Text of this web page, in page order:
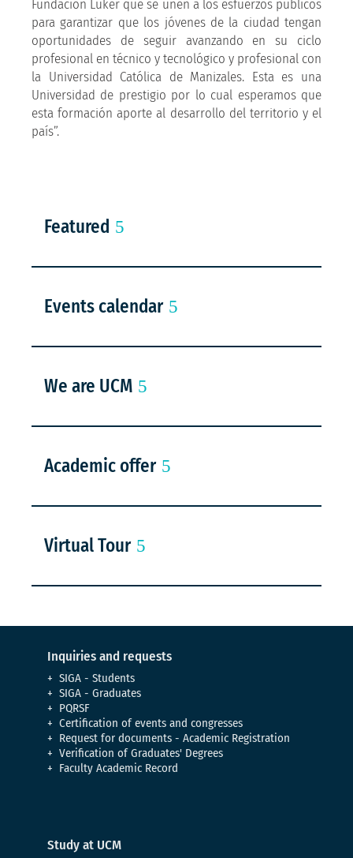
Fundación Luker que se unen a los esfuerzos públicos
para garantizar que los jóvenes de la ciudad tengan
oportunidades de seguir avanzando en su ciclo
profesional en técnico y tecnológico y profesional con
la Universidad Católica de Manizales. Esta es una
Universidad de prestigio por lo cual esperamos que
esta formación aporte al desarrollo del territorio y el
país”.
Featured
Events calendar
We are UCM
Academic offer
Virtual Tour
Inquiries and requests
SIGA - Students
SIGA - Graduates
PQRSF
Certification of events and congresses
Request for documents - Academic Registration
Verification of Graduates' Degrees
Faculty Academic Record
Study at UCM